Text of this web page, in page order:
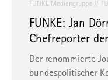
FUNKE Mediengruppe
FUNKE: Jan
Chefreporter
Der renommierte
bundespolitischer